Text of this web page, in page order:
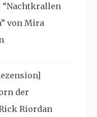
“Nachtkrallen
von Mira
der
Riordan